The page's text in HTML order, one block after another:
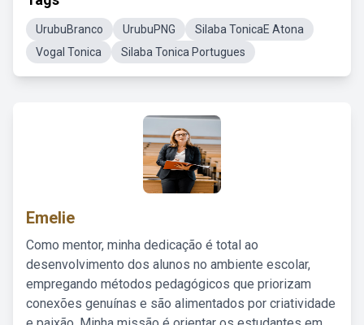
UrubuBranco UrubuPNG
Silaba TonicaE Atona
Vogal Tonica
Silaba Tonica Portugues
Emelie
Como mentor, minha dedicação é total ao
desenvolvimento dos alunos no ambiente escolar,
empregando métodos pedagógicos que priorizam
conexões genuínas e são alimentados por criatividade